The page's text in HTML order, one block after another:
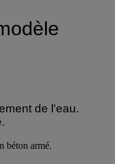
de l'eau.
armé.